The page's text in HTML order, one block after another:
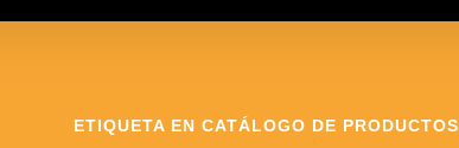
ETIQUETA EN CATÁLOGO DE PRODUCTOS